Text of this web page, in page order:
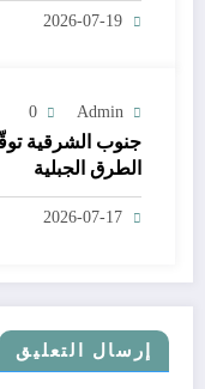
2026-07-19
Admin
0
جنوب الشرقية
الطرق الجبلية
2026-07-17
إرسال التعليق